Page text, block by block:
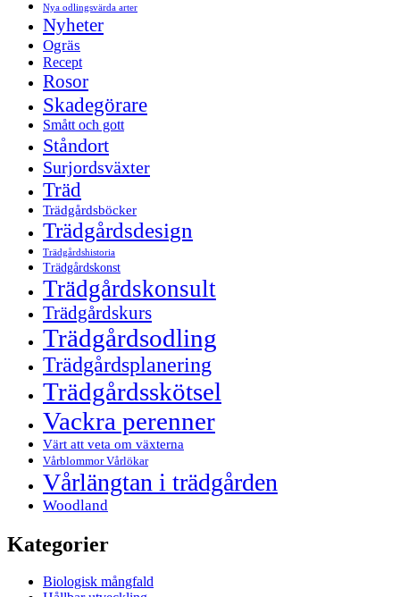
Nya odlingsvärda arter
Nyheter
Ogräs
Recept
Rosor
Skadegörare
Smått och gott
Ståndort
Surjordsväxter
Träd
Trädgårdsböcker
Trädgårdsdesign
Trädgårdshistoria
Trädgårdskonst
Trädgårdskonsult
Trädgårdskurs
Trädgårdsodling
Trädgårdsplanering
Trädgårdsskötsel
Vackra perenner
Värt att veta om växterna
Vårblommor Vårlökar
Vårlängtan i trädgården
Woodland
Kategorier
Biologisk mångfald